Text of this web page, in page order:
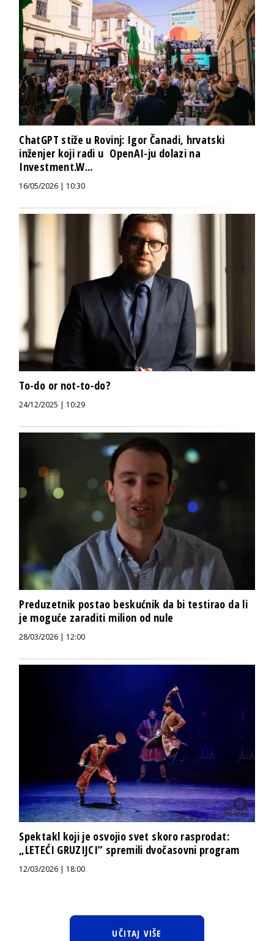
ChatGPT stiže u Rovinj: Igor Čanadi, hrvatski
inženjer koji radi u OpenAI-ju dolazi na
Investment.W...
16/05/2026 | 10:30
To-do or not-to-do?
24/12/2025 | 10:29
Preduzetnik postao beskućnik da bi testirao da li
je moguće zaraditi milion od nule
28/03/2026 | 12:00
Spektakl koji je osvojio svet skoro rasprodat:
„LETEĆI GRUZIJCI” spremili dvočasovni program
12/03/2026 | 18:00
UČITAJ VIŠE